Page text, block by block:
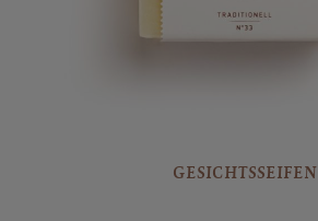
GESICHTSSEIFEN